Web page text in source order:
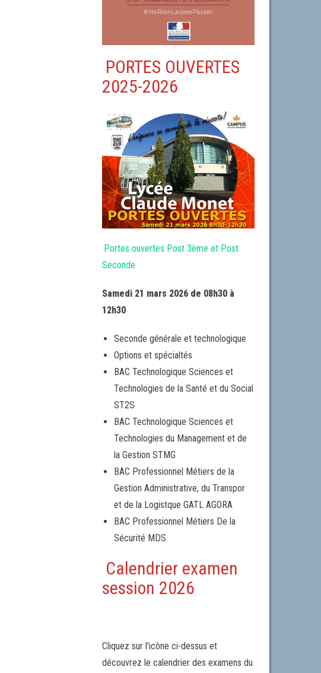
PORTES OUVERTES
2025-2026
Portes ouvertes Post 3ème et Post
Seconde
Samedi 21 mars 2026 de 08h30 à
12h30
Seconde générale et technologique
Options et spécialtés
BAC Technologique Sciences et
Technologies de la Santé et du Social
ST2S
BAC Technologique Sciences et
Technologies du Management et de
la Gestion STMG
BAC Professionnel Métiers de la
Gestion Administrative, du Transpor
et de la Logistque GATL AGORA
BAC Professionnel Métiers De la
Sécurité MDS
Calendrier examen
session 2026
Cliquez sur l'icône ci-dessus et
découvrez le calendrier des examens du